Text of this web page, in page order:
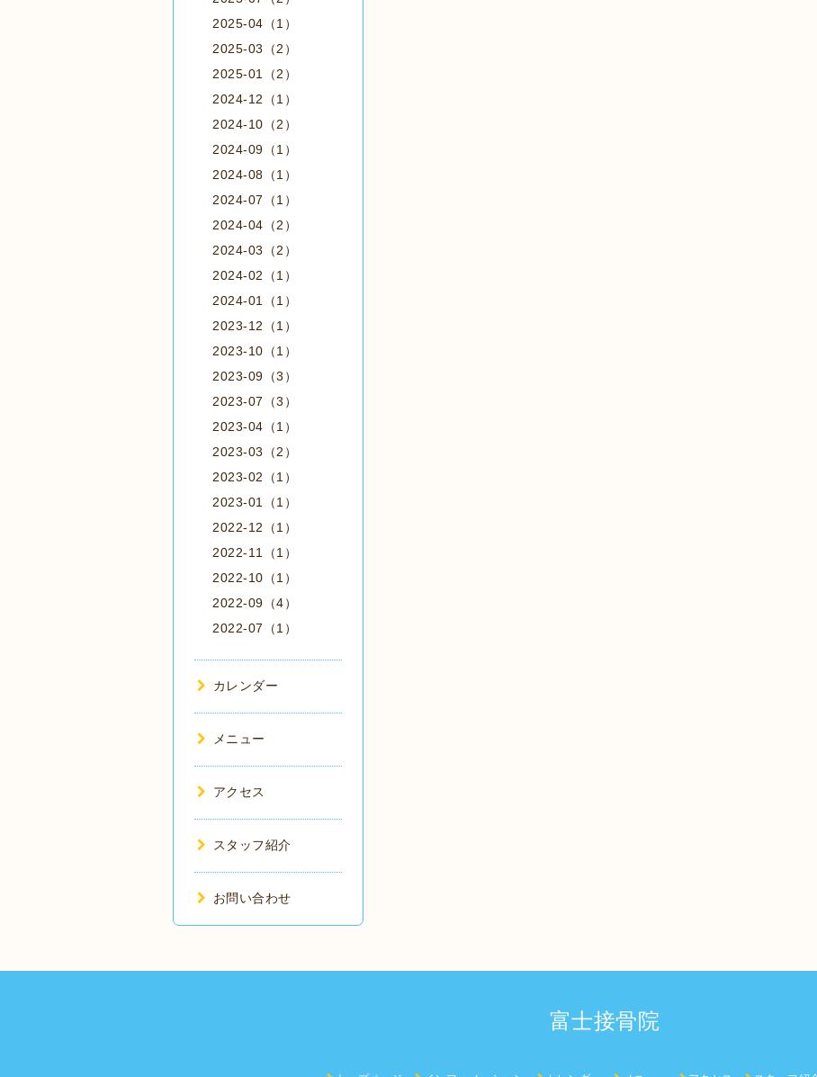
2025-04（1）
2025-03（2）
2025-01（2）
2024-12（1）
2024-10（2）
2024-09（1）
2024-08（1）
2024-07（1）
2024-04（2）
2024-03（2）
2024-02（1）
2024-01（1）
2023-12（1）
2023-10（1）
2023-09（3）
2023-07（3）
2023-04（1）
2023-03（2）
2023-02（1）
2023-01（1）
2022-12（1）
2022-11（1）
2022-10（1）
2022-09（4）
2022-07（1）
カレンダー
メニュー
アクセス
スタッフ紹介
お問い合わせ
富士接骨院